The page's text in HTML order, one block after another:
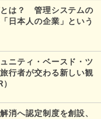
は？ 管理システムの
日本人の企業」という
ニティ・ベースド・ツ
行者が交わる新しい観
消へ認定制度を創設、